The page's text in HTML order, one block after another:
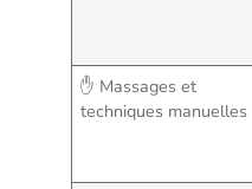
✋ Massages et
techniques manuelles